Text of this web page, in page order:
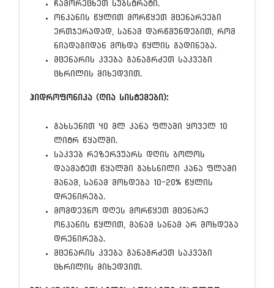
ჩამორეცხეთ სუბსტრატი.
ონკანის წყლით მორწყეთ მცენარეები
ერთჯერადად, სანამ დარწმუნდებით, რომ
ნიადაგიდან მოხდა წყლის გადინება.
მცენარის კვება განაგრძეთ საკვები
ცხრილის მიხედვით.
ჰიდროფონიკა (ღია სისტემები):
გახსენით 40 მლ კანა ფლაში ყოველ 10
ლიტრ წყალში.
საკვებ რეზერვუარს დღის ბოლოს
დაამატეთ წყალში გახსნილი კანა ფლაში
მანამ, სანამ მოხდება 10-20% წყლის
დრენირება.
მომდევნო დღეს მორწყეთ მცენარე
ონკანის წყლით, მანამ სანამ არ მოხდება
დრენირება.
მცენარის კვება განაგრძეთ საკვები
ცხრილის მიხედვით.